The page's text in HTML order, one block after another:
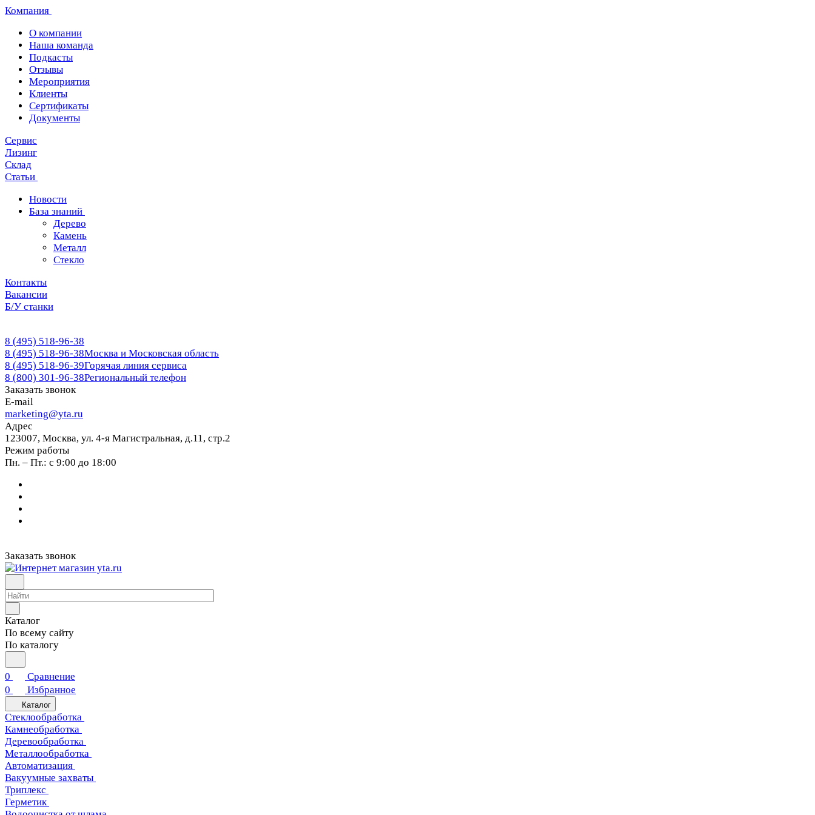
Компания
О компании
Наша команда
Подкасты
Отзывы
Мероприятия
Клиенты
Сертификаты
Документы
Сервис
Лизинг
Склад
Статьи
Новости
База знаний
Дерево
Камень
Металл
Стекло
Контакты
Вакансии
Б/У станки
8 (495) 518-96-38
8 (495) 518-96-38Москва и Московская область
8 (495) 518-96-39Горячая линия сервиса
8 (800) 301-96-38Региональный телефон
Заказать звонок
E-mail
marketing@yta.ru
Адрес
123007, Москва, ул. 4-я Магистральная, д.11, стр.2
Режим работы
Пн. – Пт.: с 9:00 до 18:00
Заказать звонок
Каталог
По всему сайту
По каталогу
0
Сравнение
0
Избранное
Каталог
Стеклообработка
Камнеобработка
Деревообработка
Металлообработка
Автоматизация
Вакуумные захваты
Триплекс
Герметик